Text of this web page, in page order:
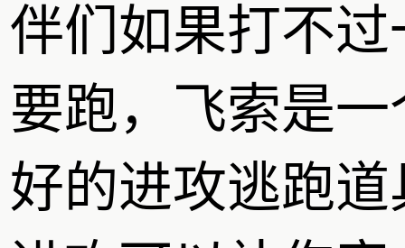
伴们如果打不过
要跑，飞索是一
好的进攻逃跑道